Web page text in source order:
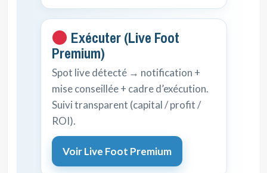
Exécuter (Live Foot
Premium)
Spot live détecté → notification +
mise conseillée + cadre d’exécution.
Suivi transparent (capital / profit /
ROI).
Voir Live Foot Premium